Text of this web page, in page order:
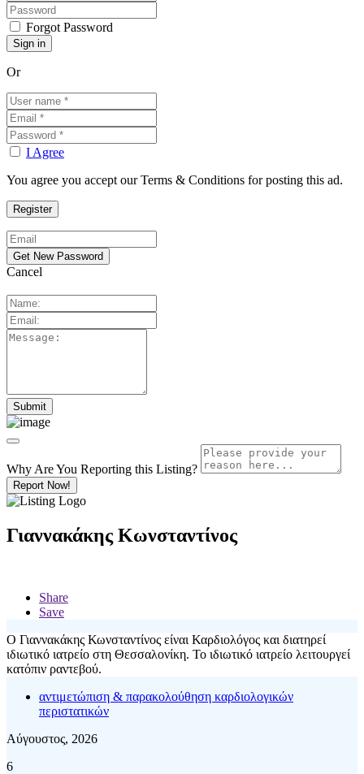
Forgot Password
Or
I Agree
You agree you accept our Terms & Conditions for posting this ad.
Cancel
Why Are You Reporting this Listing?
Report Now!
Γιαννακάκης Κωνσταντίνος
Share
Save
Ο Γιαννακάκης Κωνσταντίνος είναι Καρδιολόγος και διατηρεί
ιδιωτικό ιατρείο στη Θεσσαλονίκη. Το ιδιωτικό ιατρείο λειτουργεί
κατόπιν ραντεβού.
αντιμετώπιση & παρακολούθηση καρδιολογικών
περιστατικών
Αύγουστος, 2026
6